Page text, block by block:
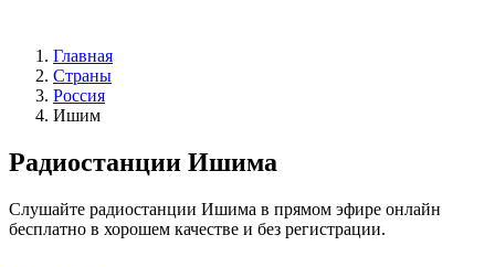
Главная
Страны
Россия
Ишим
Радиостанции Ишима
Слушайте радиостанции Ишима в прямом эфире онлайн
бесплатно в хорошем качестве и без регистрации.